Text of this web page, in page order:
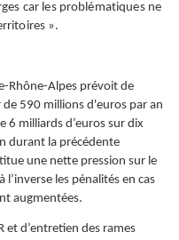
car les problématiques ne
».
Rhône-Alpes prévoit de
de 590 millions d'euros par an
6 milliards d’euros sur dix
durant la précédente
une nette pression sur le
l’inverse les pénalités en cas
augmentées.
et d’entretien des rames